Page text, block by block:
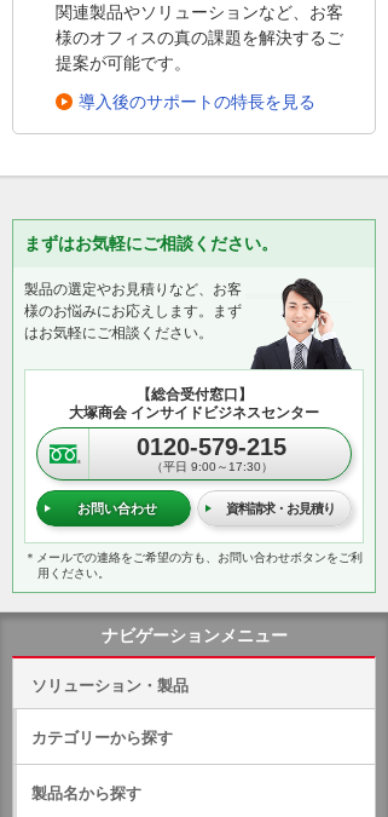
関連製品やソリューションなど、お客
様のオフィスの真の課題を解決するご
提案が可能です。
導入後のサポートの特長を見る
まずはお気軽にご相談ください。
製品の選定やお見積りなど、お客
様のお悩みにお応えします。まず
はお気軽にご相談ください。
【総合受付窓口】
大塚商会 インサイドビジネスセンター
0120-579-215
（平日 9:00～17:30）
お問い合わせ 資料請求・お見積り
＊メールでの連絡をご希望の方も、お問い合わせボタンをご利
用ください。
ナビゲーションメニュー
ソリューション・製品
カテゴリーから探す
製品名から探す